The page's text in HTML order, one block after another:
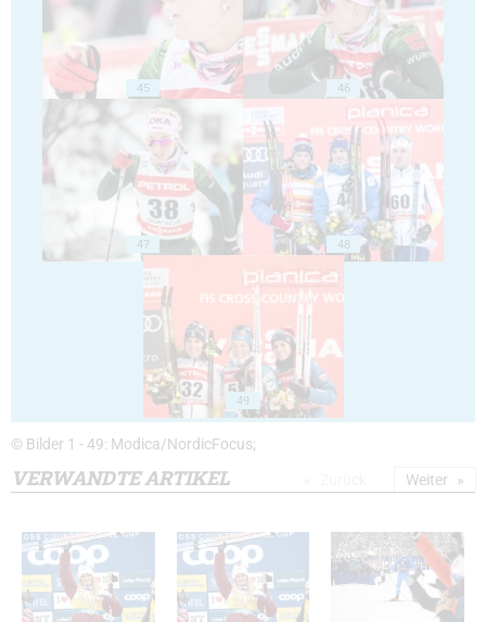
45 46
47 48
49
© Bilder 1 - 49: Modica/NordicFocus;
VERWANDTE ARTIKEL Weiter